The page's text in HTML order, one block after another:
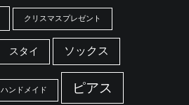
クリスマスプレゼント
スタイ ソックス
ハンドメイド ピアス